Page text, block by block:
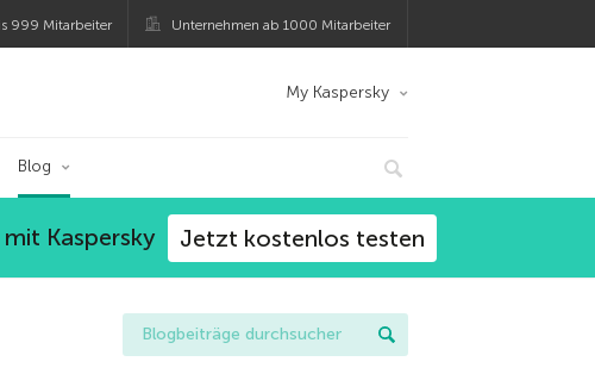
999 Mitarbeiter Unternehmen ab 1000 Mitarbeiter
My Kaspersky
Blog
Kaspersky Jetzt kostenlos testen